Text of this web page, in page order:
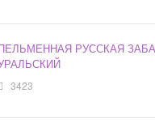
РУССКАЯ
3423